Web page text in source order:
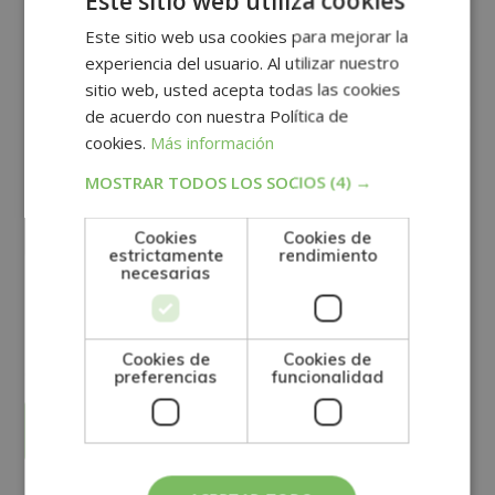
GRUPO TARRACO DE ESCUELAS DE FORMACIÓN DE POSTGRADO, S.L., CIF:
B01589969, Domicilio: C/ Amadeu Vives, 5, Bloque 1 - Bajo C, 43481, La
Finalidad del Tratamiento: Tratamos la información que nos facilita con el
fin de enviarle correos electrónicos de tipo comercial relacionado con
los productos ofrecidos y otros tipo de productos que fueran de su
Derechos: Puede ejercitar sus derechos identificándose suficientemente,
dirigiéndose a la dirección direccion@grupotarraco.com.
Desea recibir información comercial (vía telefónica y/o email):
Este sitio web usa cookies para mejorar la
experiencia del usuario. Al utilizar nuestro
sitio web, usted acepta todas las cookies
de acuerdo con nuestra Política de
cookies. Más información
MOSTRAR TODOS LOS SOCIOS (4) →
Cookies
estrictamente
necesarias
Cookies de
rendimiento
Cookies de
preferencias
Cookies de
funcionalidad